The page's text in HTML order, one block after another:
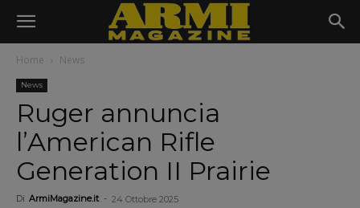
Home News
News
Ruger annuncia
l’American Rifle
Generation II Prairie
Di ArmiMagazine.it - 24 Ottobre 2025